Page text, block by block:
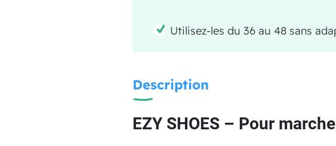
Utilisez-les du 36 au 48 sans
Description
EZY SHOES – Pour